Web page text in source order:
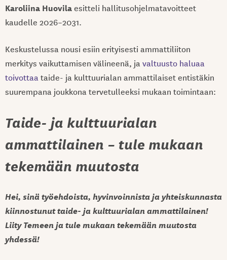
Karoliina Huovilaesitteli hallitusohjelmatavoitteet
kaudelle 2026–2031.
Keskustelussa nousi esiin erityisesti ammattiliiton
merkitys vaikuttamisen välineenä, javaltuusto haluaa
toivottaataide- ja kulttuurialan ammattilaiset entistäkin
suurempana joukkona tervetulleeksi mukaan toimintaan:
Taide- ja kulttuurialan
ammattilainen – tule mukaan
tekemään muutosta
Hei, sinä työehdoista, hyvinvoinnista ja yhteiskunnasta
kiinnostunut taide- ja kulttuurialan ammattilainen!
Liity Temeen ja tule mukaan tekemään muutosta
yhdessä!